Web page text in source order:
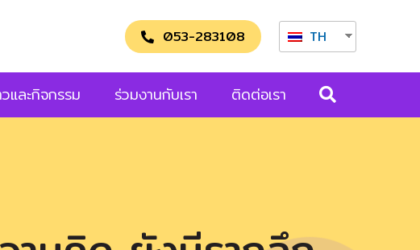
053-283108 TH
และกิจกรรม ร่วมงานกับเรา ติดต่อเรา